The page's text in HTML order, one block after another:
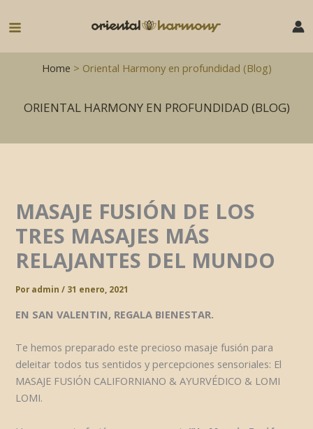
Main
MenuHome > Oriental Harmony en profundidad (Blog)
ORIENTAL HARMONY EN PROFUNDIDAD (BLOG)
MASAJE FUSIÓN DE LOS
TRES MASAJES MÁS
RELAJANTES DEL MUNDO
Poradmin/ 31 enero, 2021
EN SAN VALENTIN, REGALA BIENESTAR.
Te hemos preparado este precioso masaje fusión para
deleitar todos tus sentidos y percepciones sensoriales: El
MASAJE FUSIÓN CALIFORNIANO & AYURVÉDICO & LOMI
LOMI.